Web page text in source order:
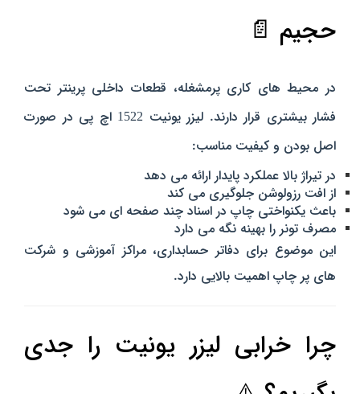
حجیم 📄
در محیط‌ های کاری پرمشغله، قطعات داخلی پرینتر تحت
فشار بیشتری قرار دارند. لیزر یونیت 1522 اچ پی در صورت
اصل بودن و کیفیت مناسب:
در تیراژ بالا عملکرد پایدار ارائه می‌ دهد
از افت رزولوشن جلوگیری می‌ کند
باعث یکنواختی چاپ در اسناد چند صفحه‌ ای می‌ شود
مصرف تونر را بهینه نگه می‌ دارد
این موضوع برای دفاتر حسابداری، مراکز آموزشی و شرکت‌
های پر چاپ اهمیت بالایی دارد.
چرا خرابی لیزر یونیت را جدی